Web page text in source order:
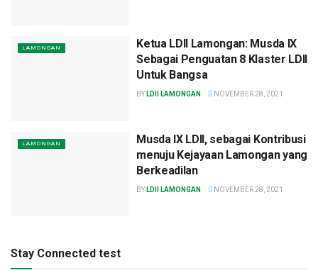
LAMONGAN
Ketua LDII Lamongan: Musda IX
Sebagai Penguatan 8 Klaster LDII
Untuk Bangsa
BY LDII LAMONGAN NOVEMBER 28, 2021
LAMONGAN
Musda IX LDII, sebagai Kontribusi
menuju Kejayaan Lamongan yang
Berkeadilan
BY LDII LAMONGAN NOVEMBER 28, 2021
Stay Connected test